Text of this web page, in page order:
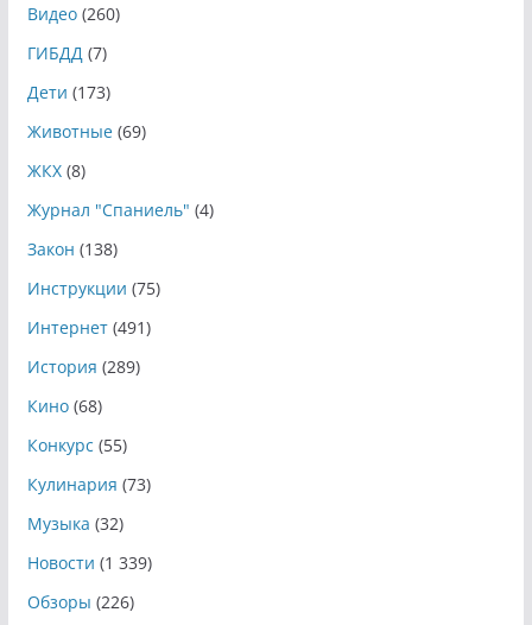
Видео(260)
ГИБДД (7)
Дети (173)
Животные(69)
ЖКХ(8)
Журнал "Спаниель" (4)
Закон (138)
Инструкции (75)
Интернет(491)
История (289)
Кино(68)
Конкурс (55)
Кулинария (73)
Музыка (32)
Новости (1 339)
Обзоры (226)